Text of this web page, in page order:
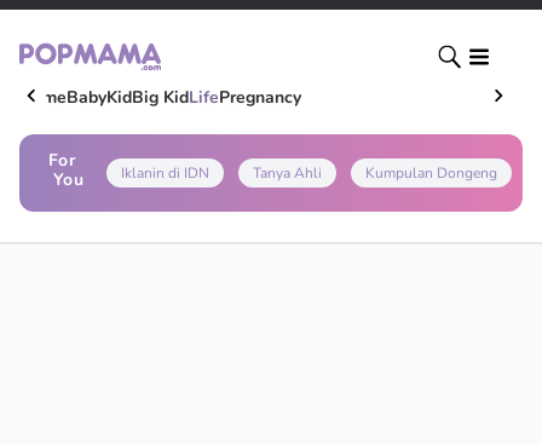
HomeBabyKidBig KidLifePregnancy
For
You
Iklanin di IDN Tanya Ahli Kumpulan Dongeng